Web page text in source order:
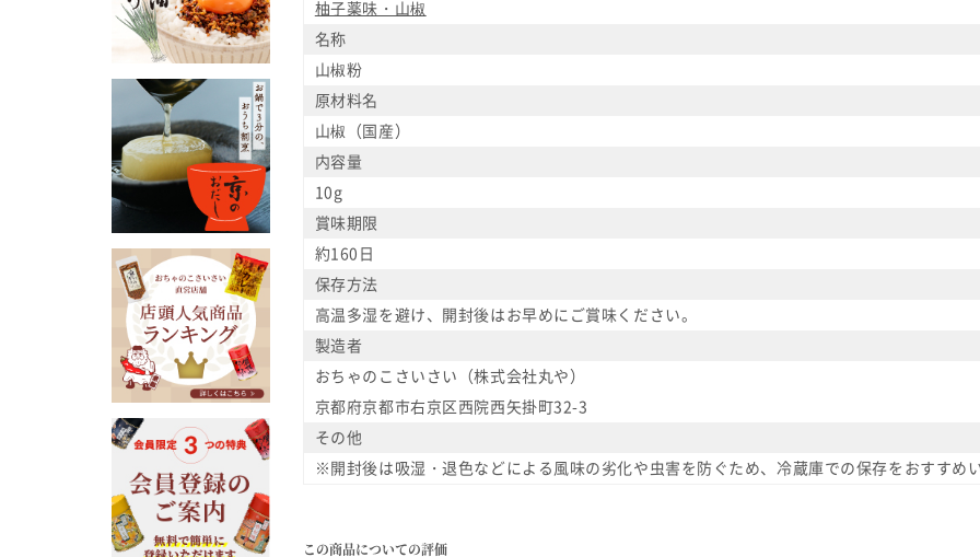
柚子薬味・山椒
名称
山椒粉
原材料名
山椒（国産）
内容量
10g
賞味期限
約160日
保存方法
高温多湿を避け、開封後はお早めにご賞味ください。
製造者
おちゃのこさいさい（株式会社丸や）
京都府京都市右京区西院西矢掛町32-3
その他
※開封後は吸湿・退色などによる風味の劣化や虫害を防ぐため、冷蔵庫での保存をおすすめ